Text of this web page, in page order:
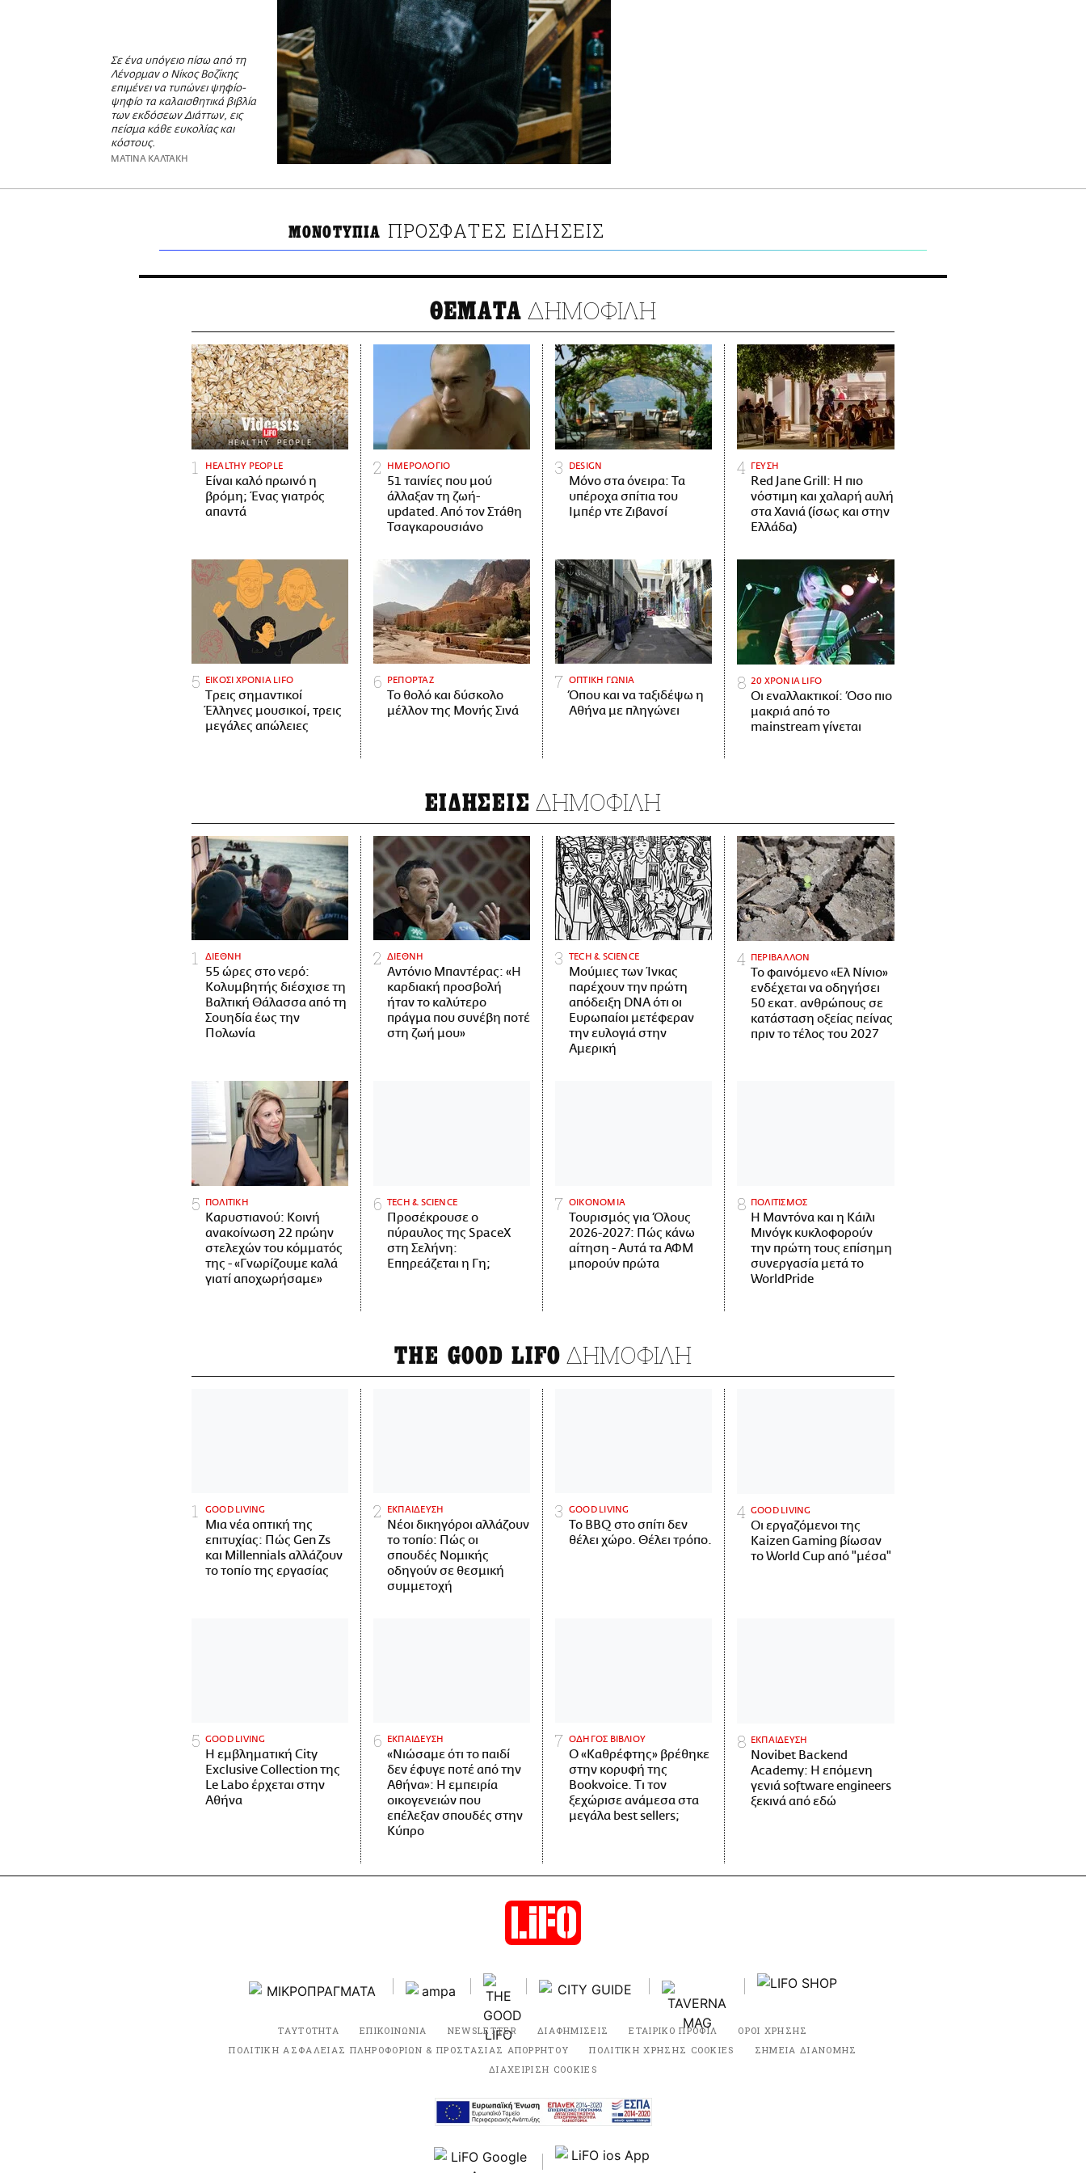
Σε ένα υπόγειο πίσω από τη
Λένορμαν ο Νίκος Βοζίκης
επιμένει να τυπώνει ψηφίο-
ψηφίο τα καλαισθητικά βιβλία
των εκδόσεων Διάττων, εις
πείσμα κάθε ευκολίας και
κόστους.
ΜΑΤΙΝΑ ΚΑΛΤΑΚΗ
ΜΟΝΟΤΥΠΙΑ ΠΡΟΣΦΑΤΕΣ ΕΙΔΗΣΕΙΣ
ΘΕΜΑΤΑ ΔΗΜΟΦΙΛΗ
HEALTHY PEOPLE
Είναι καλό πρωινό η
βρόμη; Ένας γιατρός
απαντά
ΗΜΕΡΟΛΟΓΙΟ
51 ταινίες που μού
άλλαξαν τη ζωή-
updated. Aπό τον Στάθη
Τσαγκαρουσιάνο
DESIGN
Μόνο στα όνειρα: Τα
υπέροχα σπίτια του
Ιμπέρ ντε Ζιβανσί
ΓΕΥΣΗ
Red Jane Grill: Η πιο
νόστιμη και χαλαρή αυλή
στα Χανιά (ίσως και στην
Ελλάδα)
ΕΙΚΟΣΙ ΧΡΟΝΙΑ LIFO
Tρεις σημαντικοί
Έλληνες μουσικοί, τρεις
μεγάλες απώλειες
ΡΕΠΟΡΤΑΖ
Το θολό και δύσκολο
μέλλον της Μονής Σινά
ΟΠΤΙΚΗ ΓΩΝΙΑ
Όπου και να ταξιδέψω η
Αθήνα με πληγώνει
20 ΧΡΟΝΙΑ LIFO
Οι εναλλακτικοί: Όσο πιο
μακριά από το
mainstream γίνεται
ΕΙΔΗΣΕΙΣ ΔΗΜΟΦΙΛΗ
ΔΙΕΘΝΗ
55 ώρες στο νερό:
Κολυμβητής διέσχισε τη
Βαλτική Θάλασσα από τη
Σουηδία έως την
Πολωνία
ΔΙΕΘΝΗ
Αντόνιο Μπαντέρας: «Η
καρδιακή προσβολή
ήταν το καλύτερο
πράγμα που συνέβη ποτέ
στη ζωή μου»
ΤECH & SCIENCE
Μούμιες των Ίνκας
παρέχουν την πρώτη
απόδειξη DNA ότι οι
Ευρωπαίοι μετέφεραν
την ευλογιά στην
Αμερική
ΠΕΡΙΒΑΛΛΟΝ
Το φαινόμενο «Ελ Νίνιο»
ενδέχεται να οδηγήσει
50 εκατ. ανθρώπους σε
κατάσταση οξείας πείνας
πριν το τέλος του 2027
ΠΟΛΙΤΙΚΗ
Καρυστιανού: Κοινή
ανακοίνωση 22 πρώην
στελεχών του κόμματός
της - «Γνωρίζουμε καλά
γιατί αποχωρήσαμε»
ΤECH & SCIENCE
Προσέκρουσε ο
πύραυλος της SpaceX
στη Σελήνη:
Επηρεάζεται η Γη;
ΟΙΚΟΝΟΜΙΑ
Τουρισμός για Όλους
2026-2027: Πώς κάνω
αίτηση - Αυτά τα ΑΦΜ
μπορούν πρώτα
ΠΟΛΙΤΙΣΜΟΣ
Η Μαντόνα και η Κάιλι
Μινόγκ κυκλοφορούν
την πρώτη τους επίσημη
συνεργασία μετά το
WorldPride
THE GOOD LIFO ΔΗΜΟΦΙΛΗ
GOOD LIVING
Μια νέα οπτική της
επιτυχίας: Πώς Gen Zs
και Millennials αλλάζουν
το τοπίο της εργασίας
ΕΚΠΑΙΔΕΥΣΗ
Νέοι δικηγόροι αλλάζουν
το τοπίο: Πώς οι
σπουδές Νομικής
οδηγούν σε θεσμική
συμμετοχή
GOOD LIVING
Το BBQ στο σπίτι δεν
θέλει χώρο. Θέλει τρόπο.
GOOD LIVING
Οι εργαζόμενοι της
Kaizen Gaming βίωσαν
το World Cup από "μέσα"
GOOD LIVING
Η εμβληματική City
Exclusive Collection της
Le Labo έρχεται στην
Αθήνα
ΕΚΠΑΙΔΕΥΣΗ
«Νιώσαμε ότι το παιδί
δεν έφυγε ποτέ από την
Αθήνα»: Η εμπειρία
οικογενειών που
επέλεξαν σπουδές στην
Κύπρο
ΟΔΗΓΟΣ ΒΙΒΛΙΟΥ
Ο «Καθρέφτης» βρέθηκε
στην κορυφή της
Bookvoice. Τι τον
ξεχώρισε ανάμεσα στα
μεγάλα best sellers;
ΕΚΠΑΙΔΕΥΣΗ
Novibet Backend
Academy: Η επόμενη
γενιά software engineers
ξεκινά από εδώ
ΤΑΥΤΟΤΗΤΑ ΕΠΙΚΟΙΝΩΝΙΑ NEWSLETTER ΔΙΑΦΗΜΙΣΕΙΣ ΕΤΑΙΡΙΚΟ ΠΡΟΦΙΛ
ΟΡΟΙ ΧΡΗΣΗΣ
ΠΟΛΙΤΙΚΗ ΑΣΦΑΛΕΙΑΣ ΠΛΗΡΟΦΟΡΙΩΝ & ΠΡΟΣΤΑΣΙΑΣ ΑΠΟΡΡΗΤΟΥ
ΠΟΛΙΤΙΚΗ ΧΡΗΣΗΣ COOKIES
ΣΗΜΕΙΑ ΔΙΑΝΟΜΗΣ
ΔΙΑΧΕΙΡΙΣΗ COOKIES